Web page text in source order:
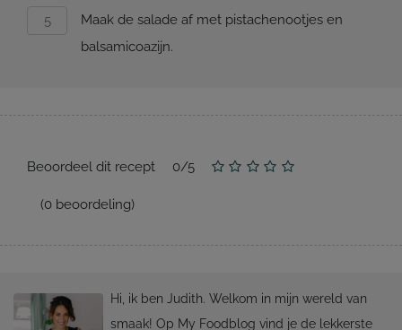
Maak de salade af met pistachenootjes en
balsamicoazijn.
Beoordeel dit recept 0/5
(0 beoordeling)
Hi, ik ben Judith. Welkom in mijn wereld van
smaak! Op My Foodblog vind je de lekkerste